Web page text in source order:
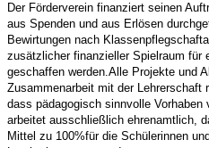
Der Förderverein finanziert seinen
aus Spenden und aus Erlösen
Bewirtungen nach
zusätzlicher finanzieller Spielraum für
geschaffen werden.Alle Projekte und
Zusammenarbeit mit der Lehrerschaft
dass pädagogisch sinnvolle Vorhaben
arbeitet ausschließlich ehrenamtlich,
Mittel zu 100%für die Schülerinnen